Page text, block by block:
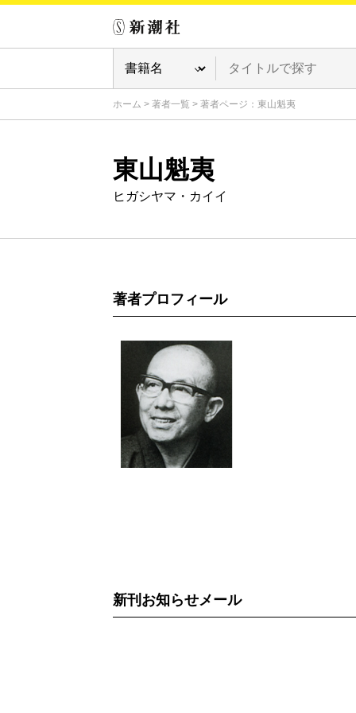
ホーム > 著者一覧 > 著者ページ：東山魁夷
東山魁夷
ヒガシヤマ・カイイ
著者プロフィール
新刊お知らせメール